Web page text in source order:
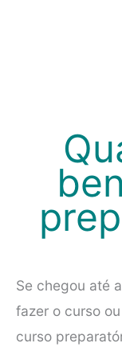
Se chegou até
fazer o curso
curso